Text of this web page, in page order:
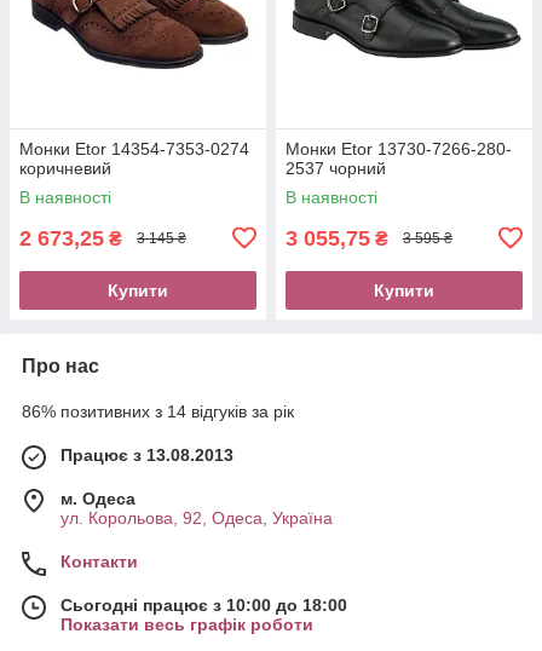
Монки Etor 14354-7353-0274
коричневий
В наявності
2 673,25 ₴ 3 145 ₴
Купити
Монки Etor 13730-7266-280-
2537 чорний
В наявності
3 055,75 ₴ 3 595 ₴
Купити
Про нас
86% позитивних з 14 відгуків за рік
Працює з 13.08.2013
м. Одеса
ул. Корольова, 92, Одеса, Україна
Контакти
Сьогодні працює з 10:00 до 18:00
Показати весь графік роботи